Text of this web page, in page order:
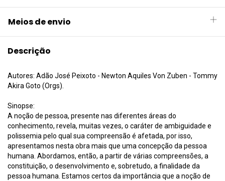
Meios de envio
Descrição
Autores: Adão José Peixoto - Newton Aquiles Von Zuben - Tommy
Akira Goto (Orgs).
Sinopse:
A noção de pessoa, presente nas diferentes áreas do
conhecimento, revela, muitas vezes, o caráter de ambiguidade e
polissemia pelo qual sua compreensão é afetada, por isso,
apresentamos nesta obra mais que uma concepção da pessoa
humana. Abordamos, então, a partir de várias compreensões, a
constituição, o desenvolvimento e, sobretudo, a finalidade da
pessoa humana. Estamos certos da importância que a noção de